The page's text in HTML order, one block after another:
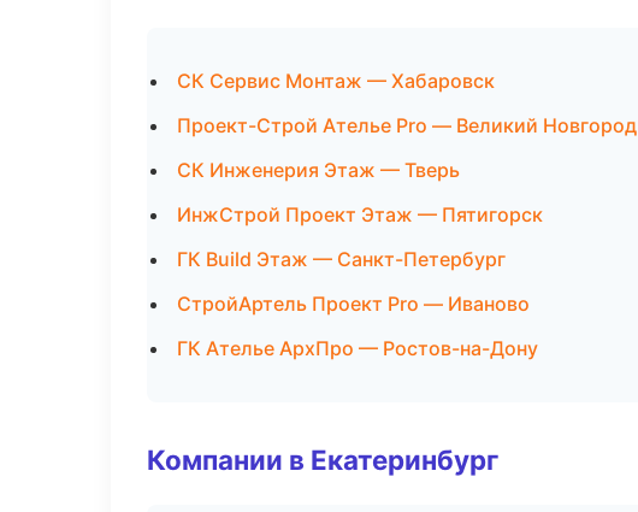
СК Сервис Монтаж — Хабаровск
Проект-Строй Ателье Pro — Великий Новгород
СК Инженерия Этаж — Тверь
ИнжСтрой Проект Этаж — Пятигорск
ГК Build Этаж — Санкт-Петербург
СтройАртель Проект Pro — Иваново
ГК Ателье АрхПро — Ростов-на-Дону
Компании в Екатеринбург